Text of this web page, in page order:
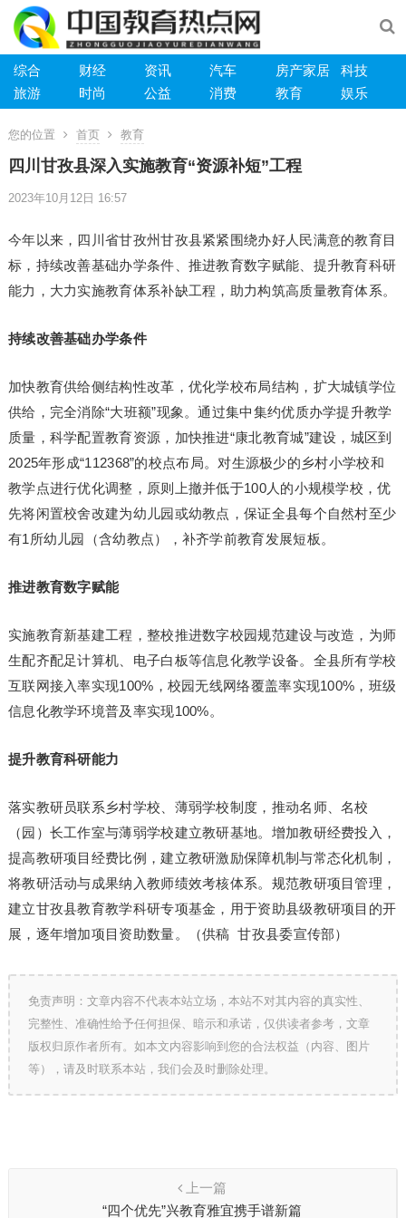
综合 财经 资讯 汽车 房产家居
科技
旅游
时尚 公益 消费 教育 娱乐
您的位置 首页 教育
四川甘孜县深入实施教育“资源补短”工程
2023年10月12日 16:57
今年以来，四川省甘孜州甘孜县紧紧围绕办好人民满意的教育目
标，持续改善基础办学条件、推进教育数字赋能、提升教育科研
能力，大力实施教育体系补缺工程，助力构筑高质量教育体系。
持续改善基础办学条件
加快教育供给侧结构性改革，优化学校布局结构，扩大城镇学位
供给，完全消除“大班额”现象。通过集中集约优质办学提升教学
质量，科学配置教育资源，加快推进“康北教育城”建设，城区到
2025年形成“112368”的校点布局。对生源极少的乡村小学校和
教学点进行优化调整，原则上撤并低于100人的小规模学校，优
先将闲置校舍改建为幼儿园或幼教点，保证全县每个自然村至少
有1所幼儿园（含幼教点），补齐学前教育发展短板。
推进教育数字赋能
实施教育新基建工程，整校推进数字校园规范建设与改造，为师
生配齐配足计算机、电子白板等信息化教学设备。全县所有学校
互联网接入率实现100%，校园无线网络覆盖率实现100%，班级
信息化教学环境普及率实现100%。
提升教育科研能力
落实教研员联系乡村学校、薄弱学校制度，推动名师、名校
（园）长工作室与薄弱学校建立教研基地。增加教研经费投入，
提高教研项目经费比例，建立教研激励保障机制与常态化机制，
将教研活动与成果纳入教师绩效考核体系。规范教研项目管理，
建立甘孜县教育教学科研专项基金，用于资助县级教研项目的开
展，逐年增加项目资助数量。（供稿 甘孜县委宣传部）
免责声明：文章内容不代表本站立场，本站不对其内容的真实性、
完整性、准确性给予任何担保、暗示和承诺，仅供读者参考，文章
版权归原作者所有。如本文内容影响到您的合法权益（内容、图片
等），请及时联系本站，我们会及时删除处理。
上一篇
“四个优先”兴教育雅宜携手谱新篇